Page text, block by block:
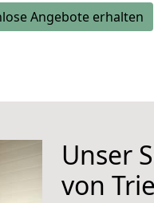
Angebote erhalten
Unser
von